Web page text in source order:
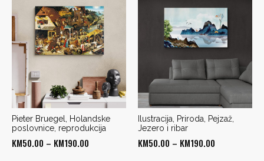
through
KM180.00
through
KM190.00
Pieter Bruegel, Holandske
poslovnice, reprodukcija
KM50.00 – KM190.00
Ilustracija, Priroda, Pejzaž,
Jezero i ribar
KM50.00 – KM190.00